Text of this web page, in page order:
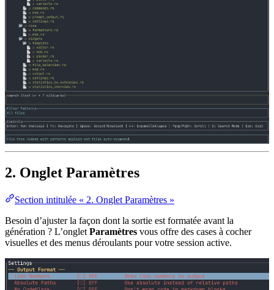
2. Onglet Paramètres
Section intitulée « 2. Onglet Paramètres »
Besoin d’ajuster la façon dont la sortie est formatée avant la
génération ? L’onglet Paramètres vous offre des cases à cocher
visuelles et des menus déroulants pour votre session active.